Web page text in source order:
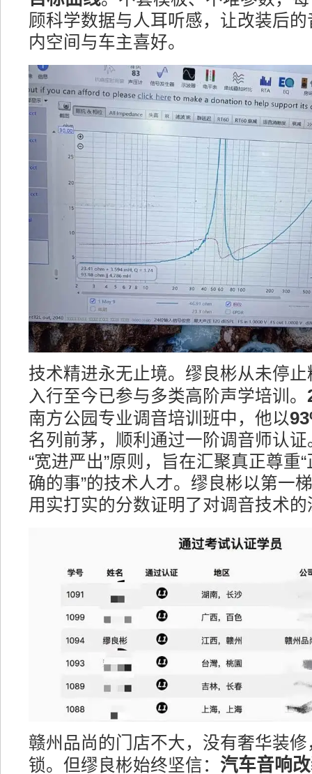
顾科学数据与人耳听感，让改装后
内空间与车主喜好。
技术精进永无止境。缪良彬从未停
入行至今已参与多类高阶声学培训。
南方公园专业调音培训班中，他以
名列前茅，顺利通过一阶调音师认
“宽进严出”原则，旨在汇聚真正尊重
确的事”的技术人才。缪良彬以第一
用实打实的分数证明了对调音技术
赣州品尚的门店不大，没有奢华装
锁。但缪良彬始终坚信： 汽车音响